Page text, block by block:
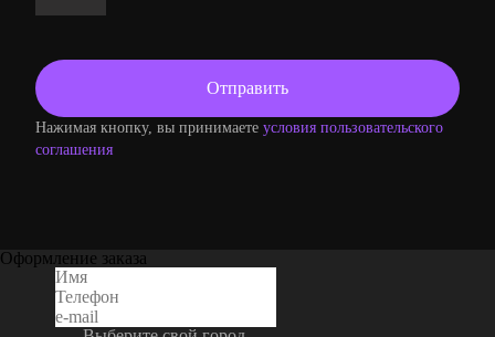
Нажимая кнопку, вы принимаете условия пользовательского
соглашения
Оформление заказа